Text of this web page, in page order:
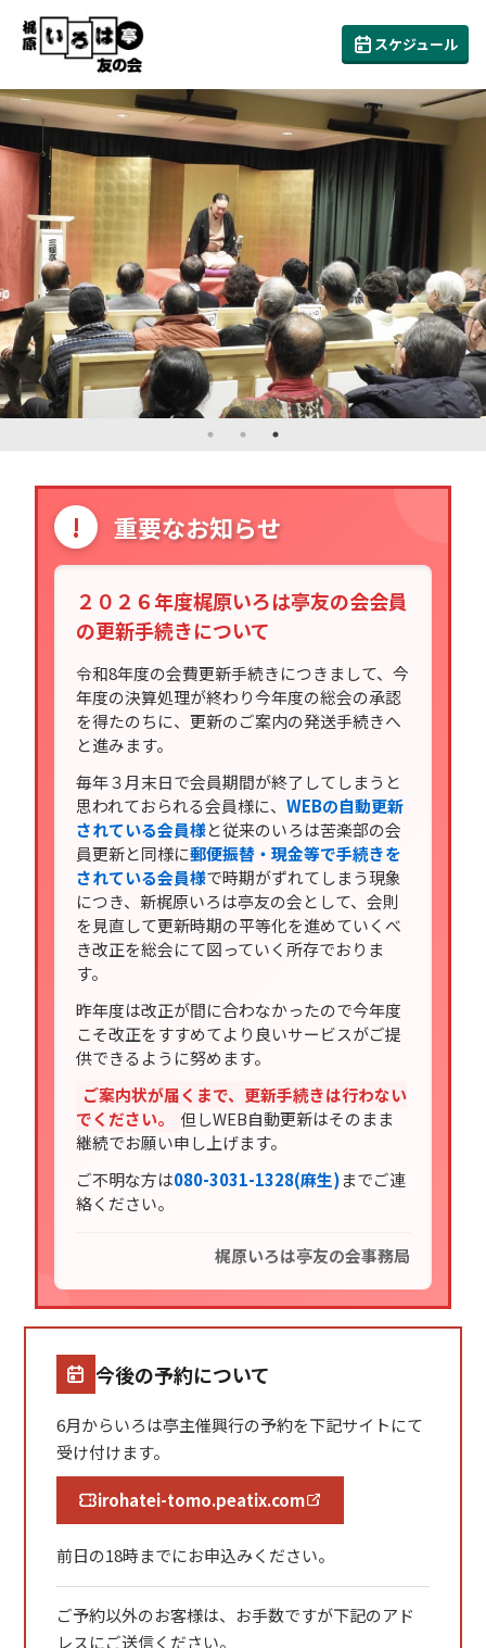
スケジュール
! 重要なお知らせ
２０２６年度梶原いろは亭友の会会員
の更新手続きについて
令和8年度の会費更新手続きにつきまして、今
年度の決算処理が終わり今年度の総会の承認
を得たのちに、更新のご案内の発送手続きへ
と進みます。
毎年３月末日で会員期間が終了してしまうと
思われておられる会員様に、WEBの自動更新
されている会員様と従来のいろは苦楽部の会
員更新と同様に郵便振替・現金等で手続きを
されている会員様で時期がずれてしまう現象
につき、新梶原いろは亭友の会として、会則
を見直して更新時期の平等化を進めていくべ
き改正を総会にて図っていく所存でおりま
す。
昨年度は改正が間に合わなかったので今年度
こそ改正をすすめてより良いサービスがご提
供できるように努めます。
ご案内状が届くまで、更新手続きは行わない
でください。
但しWEB自動更新はそのまま
継続でお願い申し上げます。
ご不明な方は080-3031-1328(麻生)までご連
絡ください。
梶原いろは亭友の会事務局
今後の予約について
6月からいろは亭主催興行の予約を下記サイトにて
受け付けます。
irohatei-tomo.peatix.com
前日の18時までにお申込みください。
ご予約以外のお客様は、お手数ですが下記のアド
レスにご送信ください。